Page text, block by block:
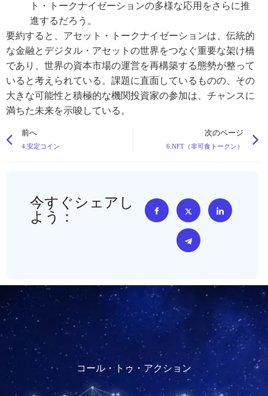
ト・トークナイゼーションの多様な応用をさらに推
進するだろう。
要約すると、アセット・トークナイゼーションは、伝統的
な金融とデジタル・アセットの世界をつなぐ重要な架け橋
であり、世界の資本市場の運営を再構築する態勢が整って
いると考えられている。課題に直面しているものの、その
大きな可能性と積極的な機関投資家の参加は、チャンスに
満ちた未来を示唆している。
前へ
4.安定コイン
次のページ
6.NFT（非可食トークン）
今すぐシェアし
よう：
コール・トゥ・アクション